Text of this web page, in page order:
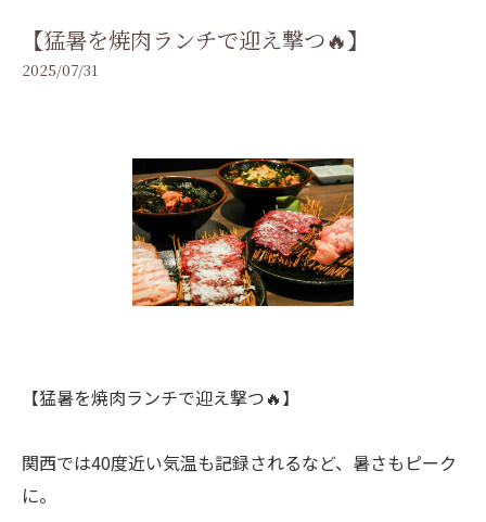
【猛暑を焼肉ランチで迎え撃つ🔥】
2025/07/31
【猛暑を焼肉ランチで迎え撃つ🔥】
関西では40度近い気温も記録されるなど、暑さもピーク
に。